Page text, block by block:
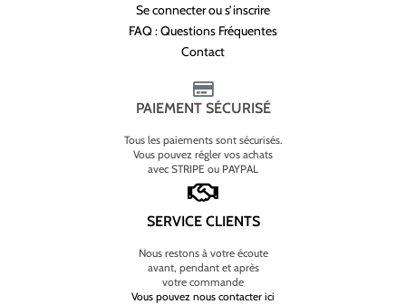
Se connecter ou s’inscrire
FAQ : Questions Fréquentes
Contact
PAIEMENT SÉCURISÉ
Tous les paiements sont sécurisés.
Vous pouvez régler vos achats
avec STRIPE ou PAYPAL
SERVICE CLIENTS
Nous restons à votre écoute
avant, pendant et après
votre commande
Vous pouvez nous contacter ici